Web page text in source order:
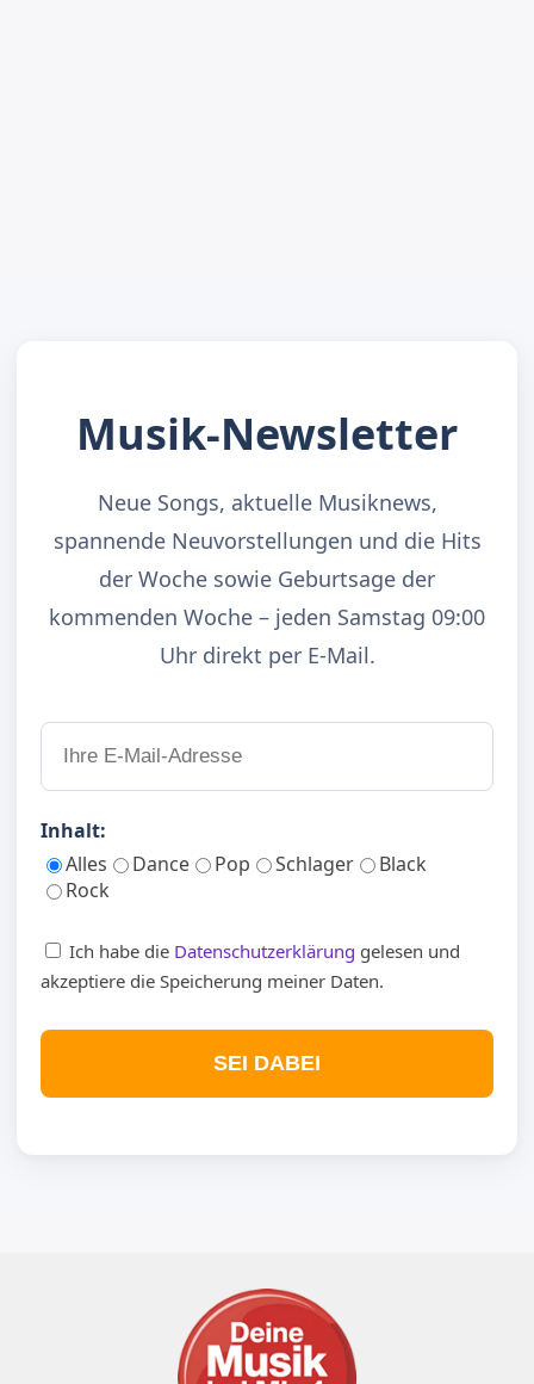
Musik-Newsletter
Neue Songs, aktuelle Musiknews,
spannende Neuvorstellungen und die Hits
der Woche sowie Geburtsage der
kommenden Woche – jeden Samstag 09:00
Uhr direkt per E-Mail.
Inhalt:
Alles
Dance Pop Schlager
Black
Rock
Ich habe die Datenschutzerklärung gelesen und
akzeptiere die Speicherung meiner Daten.
SEI DABEI